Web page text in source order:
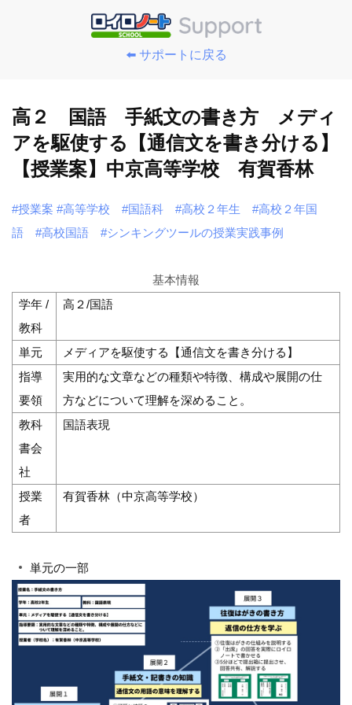
⬅️ サポートに戻る
高２ 国語 手紙文の書き方 メディ
アを駆使する【通信文を書き分ける】
【授業案】中京高等学校 有賀香林
#授業案 #高等学校 #国語科 #高校２年生
#高校２年国
語
#高校国語 #シンキングツールの授業実践事例
基本情報
学年 /
教科
高２/国語
単元
メディアを駆使する【通信文を書き分ける】
指導
要領
実用的な文章などの種類や特徴、構成や展開の仕
方などについて理解を深めること。
教科
書会
社
国語表現
授業
者
有賀香林（中京高等学校）
単元の一部